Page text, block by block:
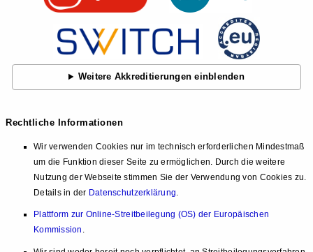
Weitere Akkreditierungen einblenden
Rechtliche Informationen
Wir verwenden Cookies nur im technisch erforderlichen Mindestmaß
um die Funktion dieser Seite zu ermöglichen. Durch die weitere
Nutzung der Webseite stimmen Sie der Verwendung von Cookies zu.
Details in der Datenschutzerklärung.
Plattform zur Online-Streitbeilegung (OS) der Europäischen
Kommission .